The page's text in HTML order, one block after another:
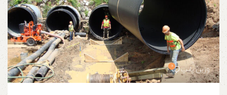
وزین پایپ 0